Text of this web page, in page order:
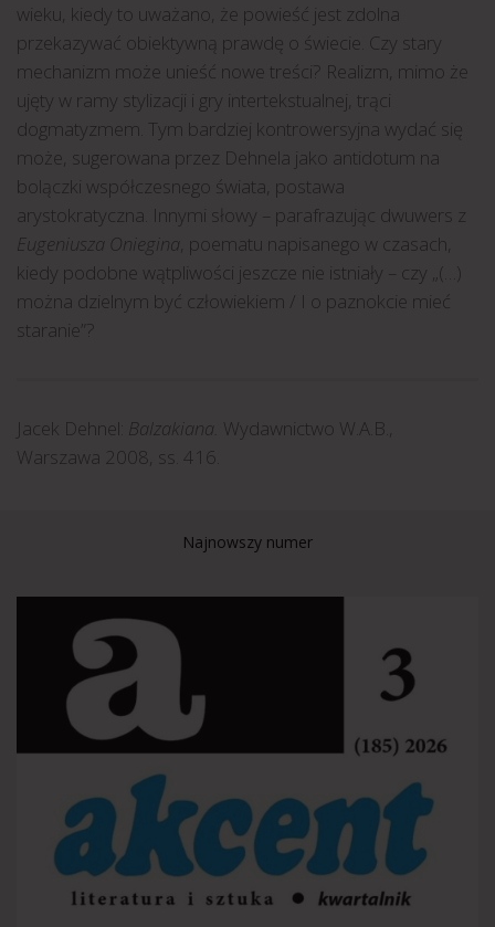
wieku, kiedy to uważano, że powieść jest zdolna
przekazywać obiektywną prawdę o świecie. Czy stary
mechanizm może unieść nowe treści? Realizm, mimo że
ujęty w ramy stylizacji i gry intertekstualnej, trąci
dogmatyzmem. Tym bardziej kontrowersyjna wydać się
może, sugerowana przez Dehnela jako antidotum na
bolączki współczesnego świata, postawa
arystokratyczna. Innymi słowy – parafrazując dwuwers z
Eugeniusza Oniegina , poematu napisanego w czasach,
kiedy podobne wątpliwości jeszcze nie istniały – czy „(…)
można dzielnym być człowiekiem / I o paznokcie mieć
staranie”?
Jacek Dehnel: Balzakiana. Wydawnictwo W.A.B.,
Warszawa 2008, ss. 416.
Najnowszy numer